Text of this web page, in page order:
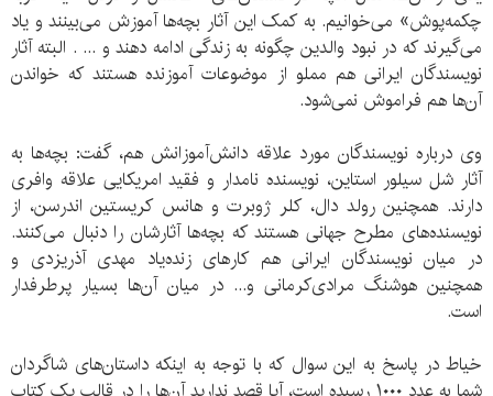
چکمه‌پوش» می‌خوانیم. به کمک این آثار بچه‌ها آموزش می‌بینند و یاد
می‌گیرند که در نبود والدین چگونه به زندگی ادامه دهند و ... . البته آثار
نویسندگان ایرانی هم مملو از موضوعات آموزنده هستند که خواندن
آن‌ها هم فراموش نمی‌شود.
وی درباره نویسندگان مورد علاقه دانش‌آموزانش هم، گفت: بچه‌ها به
آثار شل سیلور استاین، نویسنده نامدار و فقید امریکایی علاقه وافری
دارند. همچنین رولد دال، کلر ژوبرت و هانس کریستین اندرسن، از
نویسنده‌های مطرح جهانی هستند که بچه‌ها آثارشان را دنبال می‌کنند.
در میان نویسندگان ایرانی هم کارهای زنده‌یاد مهدی آذریزدی و
همچنین هوشنگ مرادی‌کرمانی و... در میان آن‌ها بسیار پرطرفدار
است.
خیاط در پاسخ به این سوال که با توجه به اینکه داستان‌های شاگردان